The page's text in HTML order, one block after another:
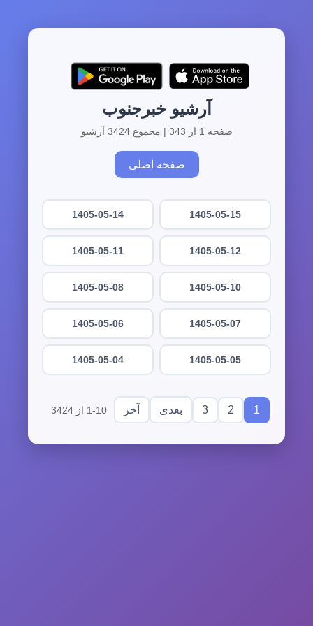
آرشیو خبرجنوب
صفحه 1 از 343 | مجموع 3424 آرشیو
صفحه اصلی
1405-05-15
1405-05-14
1405-05-12
1405-05-11
1405-05-10
1405-05-08
1405-05-07
1405-05-06
1405-05-05
1405-05-04
1
2
3 بعدی آخر 1-10 از 3424